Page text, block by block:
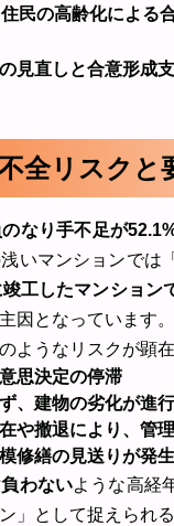
住民の高齢化による
見直しと合意形成
全リスクと
なり手不足が
いマンションでは
工したマンショ
因となっています。
ようなリスクが顕
思決定の停滞
、建物の劣化が進行
や撤退により、管
修繕の見送りが発生
わないような高経
」として捉えられ